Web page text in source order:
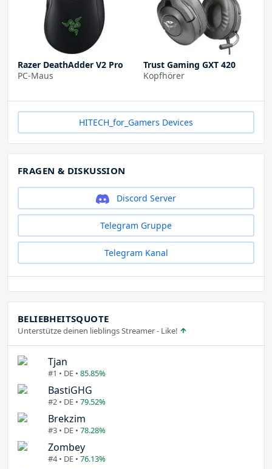
Razer DeathAdder V2 Pro
PC-Maus
Trust Gaming GXT 420
Kopfhörer
HITECH_for_Gamers Devices
FRAGEN & DISKUSSION
Discord Server
Telegram Gruppe
Telegram Kanal
BELIEBHEITSQUOTE
Unterstütze deinen lieblings Streamer - Like!
Tjan
#1 • DE • 85.85%
BastiGHG
#2 • DE • 79.52%
Brekzim
#3 • DE • 78.28%
Zombey
#4 • DE • 76.13%